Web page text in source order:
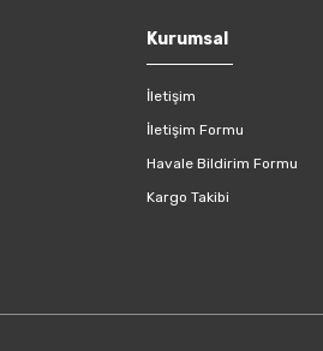
Kurumsal
İletişim
İletişim Formu
Havale Bildirim Formu
Kargo Takibi